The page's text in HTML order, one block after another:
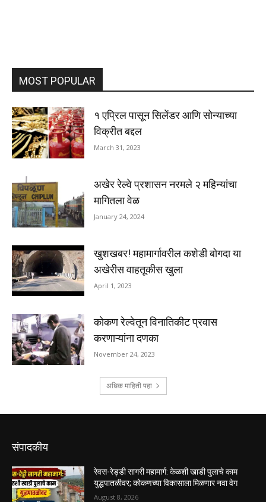
संपादकीय
रेवस-रेड्डी सागरी महामार्ग: केळशी खाडी पुलाचे काम
युद्धपातळीवर; कोकणच्या विकासाला मिळणार नवा वेग
August 8, 2026